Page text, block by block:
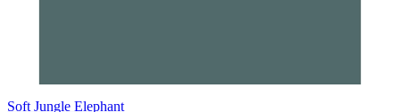
Soft Jungle Elephant